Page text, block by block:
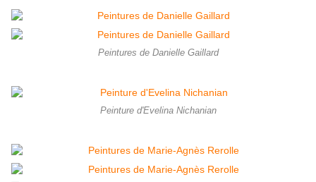
Peintures de Danielle Gaillard
Peinture d'Evelina Nichanian